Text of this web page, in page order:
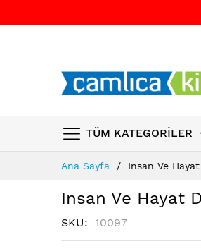
TÜM KATEGORİLER
Ana Sayfa Insan Ve
Insan Ve Hayat
SKU 10097